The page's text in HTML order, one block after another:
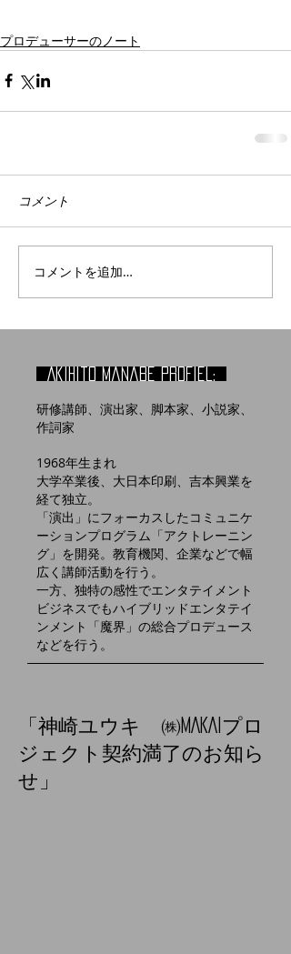
プロデューサーのノート
コメント
コメントを追加…
Akihito manabe profiel:
研修講師、演出家、脚本家、小説家、
作詞家
1968年生まれ
大学卒業後、大日本印刷、吉本興業を
経て独立。
「演出」にフォーカスしたコミュニケ
ーションプログラム「アクトレーニン
グ」を開発。教育機関、企業などで幅
広く講師活動を行う。
​一方、独特の感性でエンタテイメント
ビジネスでもハイブリッドエンタテイ
ンメント「魔界」の総合プロデュース
などを行う。
「神崎ユウキ ㈱MAKAIプロ
ジェクト契約満了のお知ら
せ」